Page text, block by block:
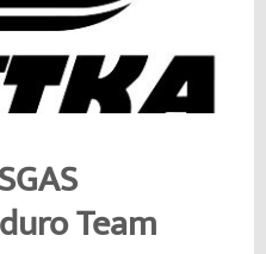
Team